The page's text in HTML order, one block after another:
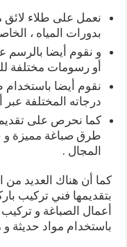
نعمل على طلاء
بدورات المياه ،
و نقوم أيضا بالرسم
أو رسومات مختلفة
نقوم أيضا باستخدام
درجاته المختلفة عبر
كما نحرص على تقديم
طرق صباغة مميزة و
المجال .
كما أن هناك العديد من
بتقديمها فني تركيب
أعمال الصباغة و تركيب
باستخدام مواد حديثة